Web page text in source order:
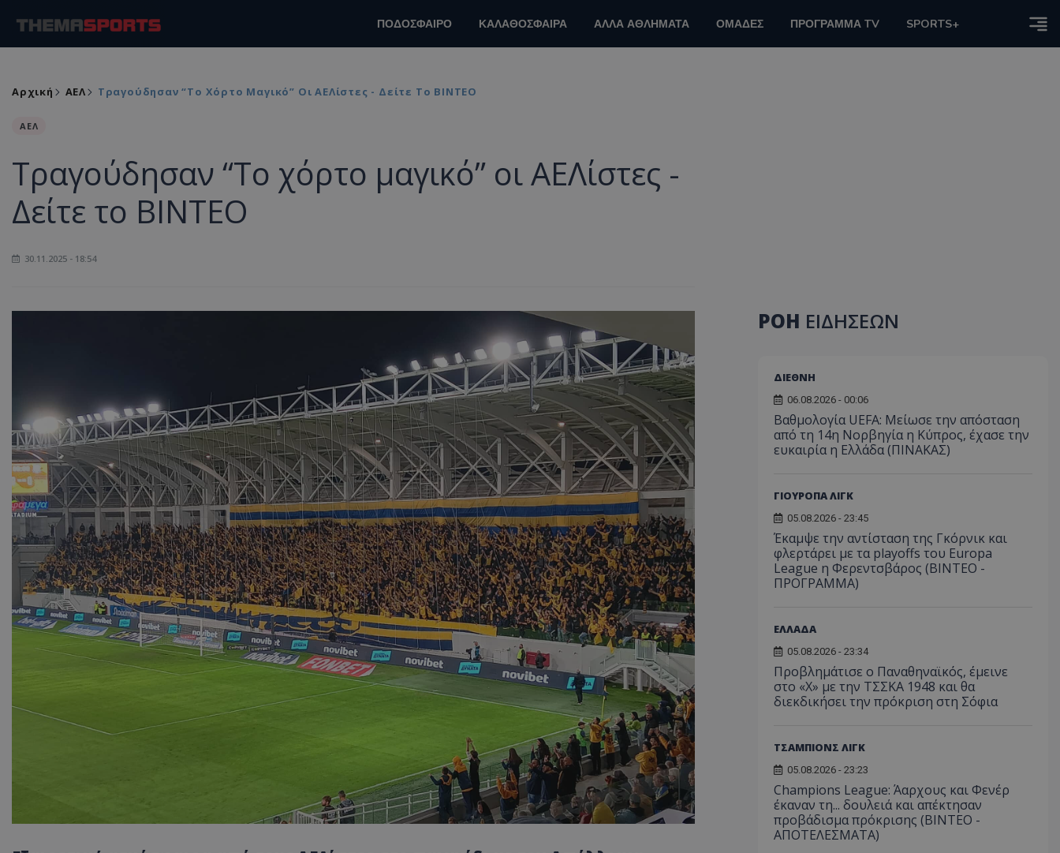
ΠΟΔΟΣΦΑΙΡΟ ΚΑΛΑΘΟΣΦΑΙΡΑ ΑΛΛΑ ΑΘΛΗΜΑΤΑ ΟΜΑΔΕΣ ΠΡΟΓΡΑΜΜΑ TV SPORTS+
Αρχική ΑΕΛ Τραγούδησαν “Το Χόρτο Μαγικό” Οι ΑΕΛίστες - Δείτε Το ΒΙΝΤΕΟ
ΑΕΛ
Τραγούδησαν “Το χόρτο μαγικό” οι ΑΕΛίστες -
Δείτε το ΒΙΝΤΕΟ
30.11.2025 - 18:54
ΡΟΗ ΕΙΔΗΣΕΩΝ
ΔΙΕΘΝΗ
06.08.2026 - 00:06
Βαθμολογία UEFA: Μείωσε την απόσταση
από τη 14η Νορβηγία η Κύπρος, έχασε την
ευκαιρία η Ελλάδα (ΠΙΝΑΚΑΣ)
ΓΙΟΥΡΟΠΑ ΛΙΓΚ
05.08.2026 - 23:45
Έκαμψε την αντίσταση της Γκόρνικ και
φλερτάρει με τα playoffs του Europa
League η Φερεντσβάρος (ΒΙΝΤΕΟ -
ΠΡΟΓΡΑΜΜΑ)
ΕΛΛΑΔΑ
05.08.2026 - 23:34
Προβλημάτισε ο Παναθηναϊκός, έμεινε
στο «Χ» με την ΤΣΣΚΑ 1948 και θα
διεκδικήσει την πρόκριση στη Σόφια
ΤΣΑΜΠΙΟΝΣ ΛΙΓΚ
05.08.2026 - 23:23
Champions League: Άαρχους και Φενέρ
έκαναν τη... δουλειά και απέκτησαν
προβάδισμα πρόκρισης (ΒΙΝΤΕΟ -
ΑΠΟΤΕΛΕΣΜΑΤΑ)